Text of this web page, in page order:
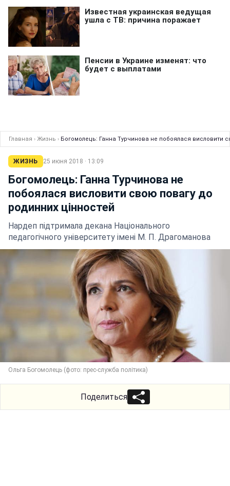
Главная › Жизнь › Богомолець: Ганна Турчинова не побоялася висловити
ЖИЗНЬ 25 июня 2018 · 13:09
Богомолець: Ганна Турчинова не
побоялася висловити свою повагу до
родинних цінностей
Нардеп підтримала декана Національного
педагогічного університету імені М. П. Драгоманова
Ольга Богомолець (фото: прес-служба політика)
Поделиться